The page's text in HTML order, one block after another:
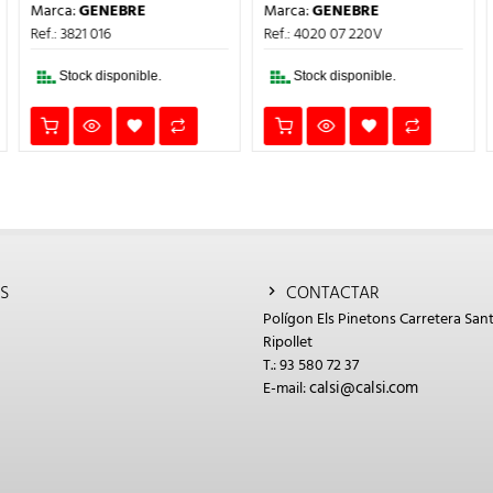
ORIGINAL
ERA:
Marca:GENEBRE
Ref.: 3821 016
Stock disponible.
ORIGINAL
ERA:
Marca:GENEBRE
Ref.: 4020 07 220V
Stock disponible.
CONTACTAR
Polígon Els Pinetons Carretera
Ripollet
T.: 93 580 72 37
E-mail:calsi@calsi.com